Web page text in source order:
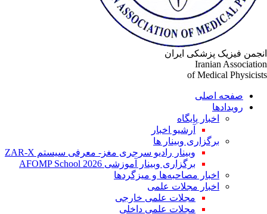
فیزیک پزشکی ایران
Iranian
of Medical
صفحه اصلی
رویدادها
اخبار پایگاه
آرشیو اخبار
برگزاری وبینار ها
وبینار رادیو سرجری مغز- معرفی سیستم ZAR-X
برگزاری وبینار آموزشی AFOMP School 2026
اخبار مصاحبه‌ها و میزگردها
اخبار مجلات علمی
مجلات علمی خارجی
مجلات علمی داخلی